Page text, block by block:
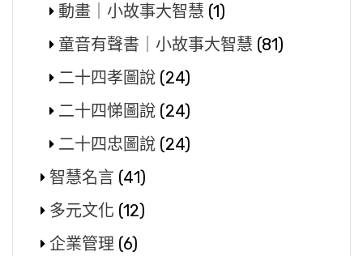
動畫｜小故事大智慧 (1)
童音有聲書｜小故事大智慧 (81)
二十四孝圖說 (24)
二十四悌圖說 (24)
二十四忠圖說 (24)
智慧名言 (41)
多元文化 (12)
企業管理 (6)